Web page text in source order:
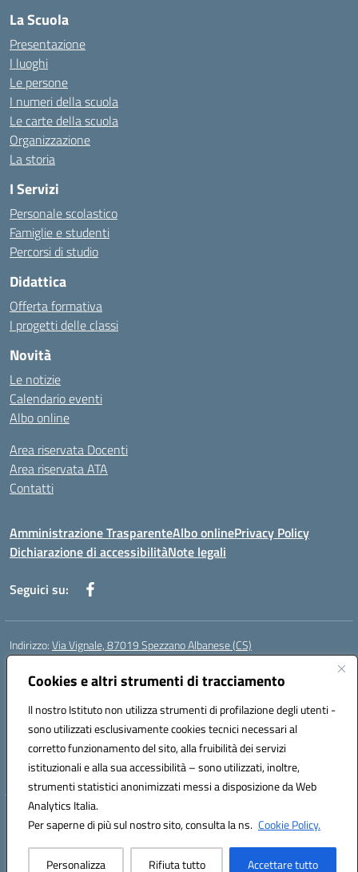
Cookies e altri strumenti di tracciamento
Il nostro Istituto non utilizza strumenti di profilazione degli utenti -
sono utilizzati esclusivamente cookies tecnici necessari al
corretto funzionamento del sito, alla fruibilità dei servizi
istituzionali e alla sua accessibilità – sono utilizzati, inoltre,
strumenti statistici anonimizzati messi a disposizione da Web
Analytics Italia.
Per saperne di più sul nostro sito, consulta la ns. Cookie Policy.
Personalizza Rifiuta tutto Accettare tutto
La Scuola
Presentazione
I luoghi
Le persone
I numeri della scuola
Le carte della scuola
Organizzazione
La storia
I Servizi
Personale scolastico
Famiglie e studenti
Percorsi di studio
Didattica
Offerta formativa
I progetti delle classi
Novità
Le notizie
Calendario eventi
Albo online
Area riservata Docenti
Area riservata ATA
Contatti
Amministrazione TrasparenteAlbo onlinePrivacy Policy
Dichiarazione di accessibilitàNote legali
Seguici su:
Indirizzo:Via Vignale, 87019 Spezzano Albanese (CS)
Centralino:
Posta elettronica certificata (PEC):csic878003@pec.istruzione.it
Codice fiscale: 94018300783
Codice meccanografico:CSIC878003
Codice Indice delle Pubbliche Amministrazioni (IPA): istsc_csic878003
Codice unico di fatturazione (CUF): UFK2HU
Hosting & Powered by 3D Solution S.r.l.
Concept & Design by Designers Italia